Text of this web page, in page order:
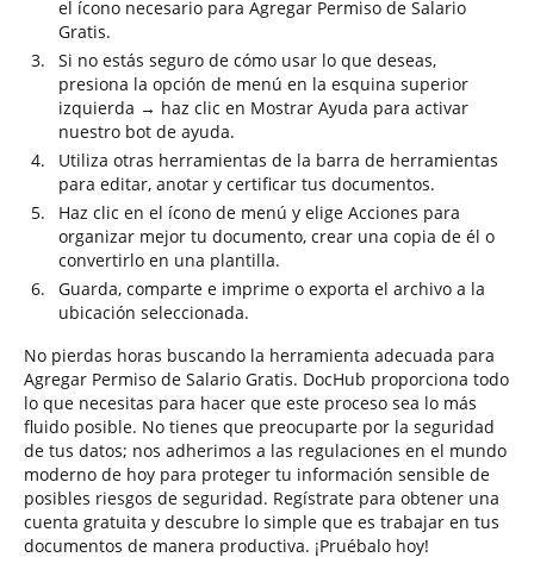
el ícono necesario para Agregar Permiso de Salario
Gratis.
Si no estás seguro de cómo usar lo que deseas,
presiona la opción de menú en la esquina superior
izquierda → haz clic en Mostrar Ayuda para activar
nuestro bot de ayuda.
Utiliza otras herramientas de la barra de herramientas
para editar, anotar y certificar tus documentos.
Haz clic en el ícono de menú y elige Acciones para
organizar mejor tu documento, crear una copia de él o
convertirlo en una plantilla.
Guarda, comparte e imprime o exporta el archivo a la
ubicación seleccionada.
No pierdas horas buscando la herramienta adecuada para
Agregar Permiso de Salario Gratis. DocHub proporciona todo
lo que necesitas para hacer que este proceso sea lo más
fluido posible. No tienes que preocuparte por la seguridad
de tus datos; nos adherimos a las regulaciones en el mundo
moderno de hoy para proteger tu información sensible de
posibles riesgos de seguridad. Regístrate para obtener una
cuenta gratuita y descubre lo simple que es trabajar en tus
documentos de manera productiva. ¡Pruébalo hoy!